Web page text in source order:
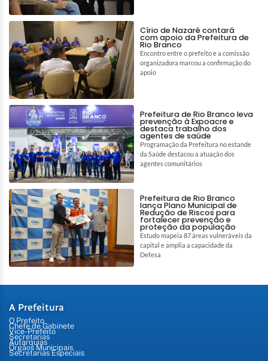
Círio de Nazaré contará
com apoio da Prefeitura de
Rio Branco
Encontro entre o prefeito e a comissão
organizadora marcou a confirmação do
apoio
Prefeitura de Rio Branco leva
prevenção à Expoacre e
destaca trabalho dos
agentes de saúde
Programação da Prefeitura no estande
da Saúde destacou a atuação dos
agentes comunitários
Prefeitura de Rio Branco
lança Plano Municipal de
Redução de Riscos para
fortalecer prevenção e
proteção da população
Estudo mapeia 87 áreas vulneráveis da
capital e amplia a capacidade da
Defesa
A Prefeitura
O Prefeito
Chefe de Gabinete
Vice-Prefeito
Secretarias
Autarquias
Órgãos Municipais
Secretarias Especiais